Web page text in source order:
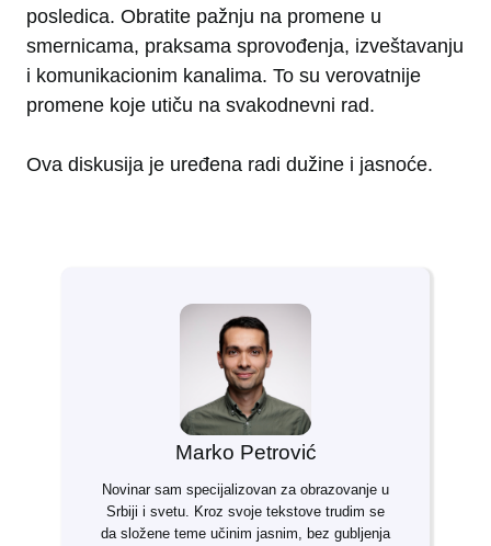
posledica. Obratite pažnju na promene u
smernicama, praksama sprovođenja, izveštavanju
i komunikacionim kanalima. To su verovatnije
promene koje utiču na svakodnevni rad.
Ova diskusija je uređena radi dužine i jasnoće.
Marko Petrović
Novinar sam specijalizovan za obrazovanje u
Srbiji i svetu. Kroz svoje tekstove trudim se
da složene teme učinim jasnim, bez gubljenja